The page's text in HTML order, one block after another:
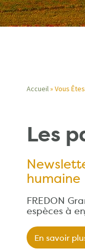
Accueil Vous
Les
humaine
FREDON
espèces à
En savoir